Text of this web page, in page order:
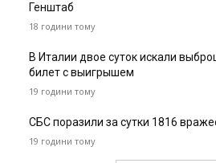
Генштаб
18 години тому
В Италии двое суток искали
билет с выигрышем
19 години тому
СБС поразили за сутки 1816
19 години тому